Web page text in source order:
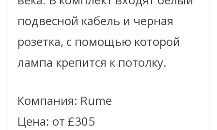
подвесной кабель и черная
розетка, с помощью которой
лампа крепится к потолку.
Компания: Rume
Цена: от £305